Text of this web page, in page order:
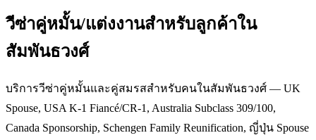
วีซ่าคู่หมั้น/แต่งงานสำหรับลูกค้าใน
สัมพันธวงศ์
บริการวีซ่าคู่หมั้นและคู่สมรสสำหรับคนในสัมพันธวงศ์ — UK
Spouse, USA K-1 Fiancé/CR-1, Australia Subclass 309/100,
Canada Sponsorship, Schengen Family Reunification, ญี่ปุ่น Spouse